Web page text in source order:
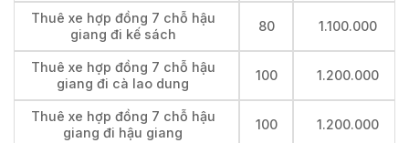
Thuê xe hợp đồng 7 chỗ hậu
giang đi kế sách
80 1.100.000
Thuê xe hợp đồng 7 chỗ hậu
giang đi cà lao dung
100 1.200.000
Thuê xe hợp đồng 7 chỗ hậu
giang đi hậu giang
100 1.200.000